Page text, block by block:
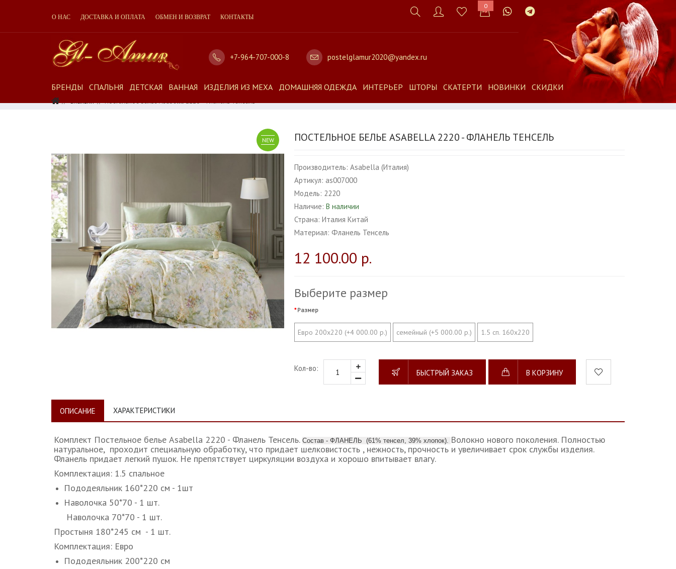
0
О НАС ДОСТАВКА И ОПЛАТА ОБМЕН И ВОЗВРАТ КОНТАКТЫ
+7-964-707-000-8 postelglamur2020@yandex.ru
БРЕНДЫ СПАЛЬНЯ ДЕТСКАЯ ВАННАЯ ИЗДЕЛИЯ ИЗ МЕХА ДОМАШНЯЯ ОДЕЖДА ИНТЕРЬЕР ШТОРЫ СКАТЕРТИ НОВИНКИ СКИДКИ
Спальня Постельное Белье Asabella 2220 - Фланель Тенсель
NEW ПОСТЕЛЬНОЕ БЕЛЬЕ ASABELLA 2220 - ФЛАНЕЛЬ ТЕНСЕЛЬ
Производитель: Asabella (Италия)
Артикул: as007000
Модель: 2220
Наличие: В наличии
Страна: Италия Китай
Материал: Фланель Тенсель
12 100.00 р.
Выберите размер
Размер
Евро 200х220 (+4 000.00 р.) семейный (+5 000.00 р.) 1.5 сп. 160х220
Кол-во: БЫСТРЫЙ ЗАКАЗ В КОРЗИНУ
ОПИСАНИЕ ХАРАКТЕРИСТИКИ
Комплект Постельное белье Asabella 2220 - Фланель Тенсель. Состав - ФЛАНЕЛЬ (61% тенсел, 39% хлопок). Волокно нового поколения. Полностью
натуральное, проходит специальную обработку, что придает шелковистость , нежность, прочность и увеличивает срок службы изделия.
Фланель придает легкий пушок. Не препятствует циркуляции воздуха и хорошо впитывает влагу.
Комплектация: 1.5 спальное
Пододеяльник 160*220 см - 1шт
Наволочка 50*70 - 1 шт.
Наволочка 70*70 - 1 шт.
Простыня 180*245 см - 1 шт.
Комплектация: Евро
Пододеяльник 200*220 см